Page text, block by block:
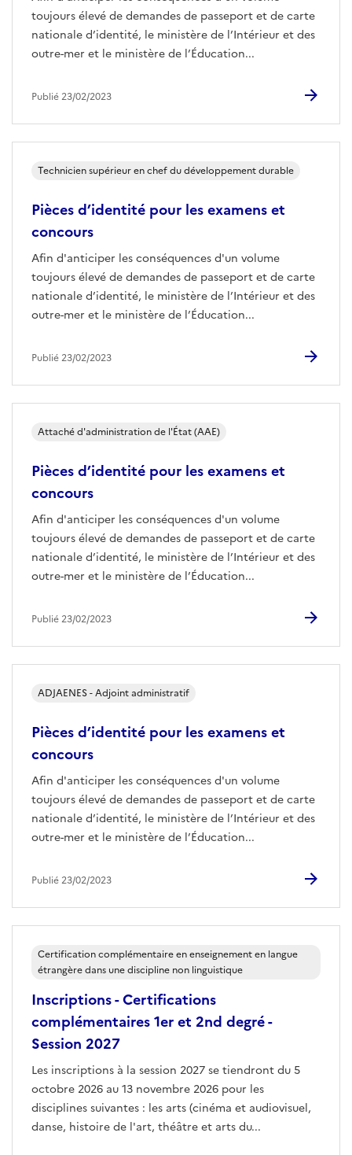
toujours élevé de demandes de passeport et de carte
nationale d’identité, le ministère de l’Intérieur et des
outre-mer et le ministère de l’Éducation...
Publié 23/02/2023
Pièces d’identité pour les examens et
concours
Afin d'anticiper les conséquences d'un volume
toujours élevé de demandes de passeport et de carte
nationale d’identité, le ministère de l’Intérieur et des
outre-mer et le ministère de l’Éducation...
Technicien supérieur en chef du développement durable
Publié 23/02/2023
Pièces d’identité pour les examens et
concours
Afin d'anticiper les conséquences d'un volume
toujours élevé de demandes de passeport et de carte
nationale d’identité, le ministère de l’Intérieur et des
outre-mer et le ministère de l’Éducation...
Attaché d'administration de l'État (AAE)
Publié 23/02/2023
Pièces d’identité pour les examens et
concours
Afin d'anticiper les conséquences d'un volume
toujours élevé de demandes de passeport et de carte
nationale d’identité, le ministère de l’Intérieur et des
outre-mer et le ministère de l’Éducation...
ADJAENES - Adjoint administratif
Publié 23/02/2023
Inscriptions - Certifications
complémentaires 1er et 2nd degré -
Session 2027
Les inscriptions à la session 2027 se tiendront du 5
octobre 2026 au 13 novembre 2026 pour les
disciplines suivantes : les arts (cinéma et audiovisuel,
danse, histoire de l'art, théâtre et arts du...
Certification complémentaire en enseignement en langue
étrangère dans une discipline non linguistique